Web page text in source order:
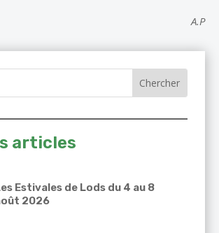
A.P
articles
Estivales de Lods du 4 au 8
2026